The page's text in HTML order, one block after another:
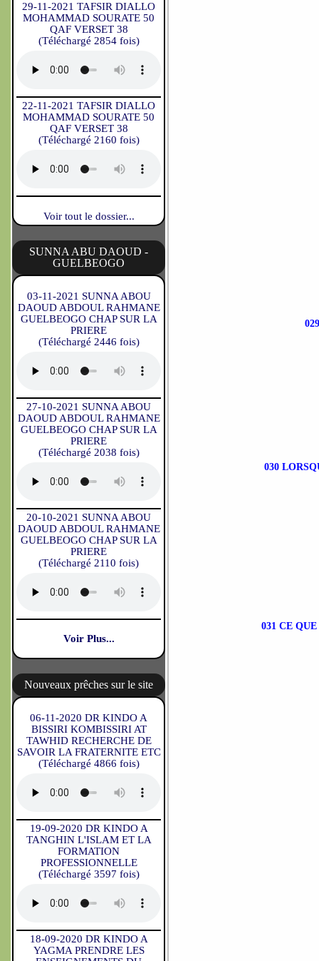
29-11-2021 TAFSIR DIALLO
MOHAMMAD SOURATE 50
QAF VERSET 38
(Téléchargé 2854 fois)
22-11-2021 TAFSIR DIALLO
MOHAMMAD SOURATE 50
QAF VERSET 38
(Téléchargé 2160 fois)
Voir tout le dossier...
SUNNA ABU DAOUD -
GUELBEOGO
03-11-2021 SUNNA ABOU
DAOUD ABDOUL RAHMANE
GUELBEOGO CHAP SUR LA
PRIERE
(Téléchargé 2446 fois)
27-10-2021 SUNNA ABOU
DAOUD ABDOUL RAHMANE
GUELBEOGO CHAP SUR LA
PRIERE
(Téléchargé 2038 fois)
20-10-2021 SUNNA ABOU
DAOUD ABDOUL RAHMANE
GUELBEOGO CHAP SUR LA
PRIERE
(Téléchargé 2110 fois)
Voir Plus...
Nouveaux prêches sur le site
06-11-2020 DR KINDO A
BISSIRI KOMBISSIRI AT
TAWHID RECHERCHE DE
SAVOIR LA FRATERNITE ETC
(Téléchargé 4866 fois)
19-09-2020 DR KINDO A
TANGHIN L'ISLAM ET LA
FORMATION
PROFESSIONNELLE
(Téléchargé 3597 fois)
18-09-2020 DR KINDO A
YAGMA PRENDRE LES
030
031 CE